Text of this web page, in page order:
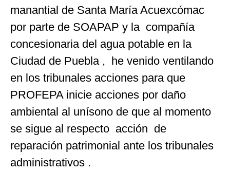
manantial de Santa María Acuexcómac
por parte de SOAPAP y la compañía
concesionaria del agua potable en la
Ciudad de Puebla , he venido ventilando
en los tribunales acciones para que
PROFEPA inicie acciones por daño
ambiental al unísono de que al momento
se sigue al respecto acción de
reparación patrimonial ante los tribunales
administrativos .